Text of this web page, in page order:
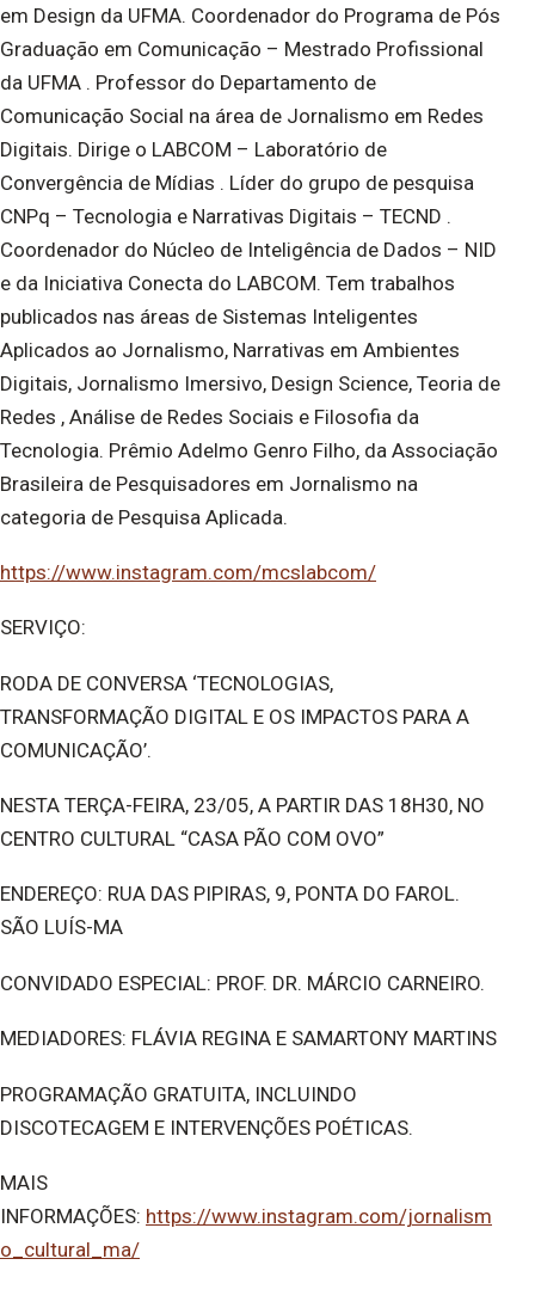
em Design da UFMA. Coordenador do Programa de Pós
Graduação em Comunicação – Mestrado Profissional
da UFMA . Professor do Departamento de
Comunicação Social na área de Jornalismo em Redes
Digitais. Dirige o LABCOM – Laboratório de
Convergência de Mídias . Líder do grupo de pesquisa
CNPq – Tecnologia e Narrativas Digitais – TECND .
Coordenador do Núcleo de Inteligência de Dados – NID
e da Iniciativa Conecta do LABCOM. Tem trabalhos
publicados nas áreas de Sistemas Inteligentes
Aplicados ao Jornalismo, Narrativas em Ambientes
Digitais, Jornalismo Imersivo, Design Science, Teoria de
Redes , Análise de Redes Sociais e Filosofia da
Tecnologia. Prêmio Adelmo Genro Filho, da Associação
Brasileira de Pesquisadores em Jornalismo na
categoria de Pesquisa Aplicada.
https://www.instagram.com/mcslabcom/
SERVIÇO:
RODA DE CONVERSA ‘TECNOLOGIAS,
TRANSFORMAÇÃO DIGITAL E OS IMPACTOS PARA A
COMUNICAÇÃO’.
NESTA TERÇA-FEIRA, 23/05, A PARTIR DAS 18H30, NO
CENTRO CULTURAL “CASA PÃO COM OVO”
ENDEREÇO: RUA DAS PIPIRAS, 9, PONTA DO FAROL.
SÃO LUÍS-MA
CONVIDADO ESPECIAL: PROF. DR. MÁRCIO CARNEIRO.
MEDIADORES: FLÁVIA REGINA E SAMARTONY MARTINS
PROGRAMAÇÃO GRATUITA, INCLUINDO
DISCOTECAGEM E INTERVENÇÕES POÉTICAS.
MAIS
INFORMAÇÕES: https://www.instagram.com/jornalism
o_cultural_ma/